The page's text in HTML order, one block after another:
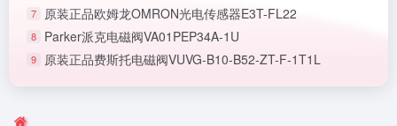
7 原装正品欧姆龙OMRON光电传感器E3T-FL22
8 Parker派克电磁阀VA01PEP34A-1U
9 原装正品费斯托电磁阀VUVG-B10-B52-ZT-F-1T1L